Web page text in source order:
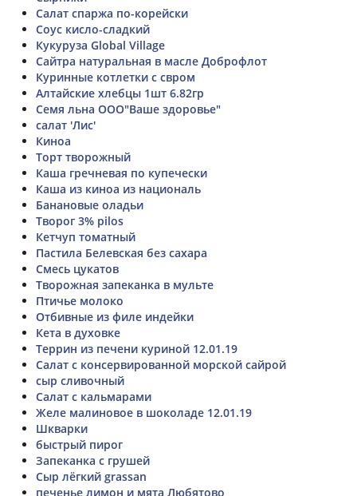
Салат спаржа по-корейски
Соус кисло-сладкий
Кукуруза Global Village
Сайтра натуральная в масле Доброфлот
Куринные котлетки с свром
Алтайские хлебцы 1шт 6.82гр
Семя льна ООО"Ваше здоровье"
салат 'Лис'
Киноа
Торт творожный
Каша гречневая по купечески
Каша из киноа из националь
Банановые оладьи
Творог 3% pilos
Кетчуп томатный
Пастила Белевская без сахара
Смесь цукатов
Творожная запеканка в мульте
Птичье молоко
Отбивные из филе индейки
Кета в духовке
Террин из печени куриной 12.01.19
Салат с консервированной морской сайрой
сыр сливочный
Салат с кальмарами
Желе малиновое в шоколаде 12.01.19
Шкварки
быстрый пирог
Запеканка с грушей
Сыр лёгкий grassan
печенье лимон и мята Любятово